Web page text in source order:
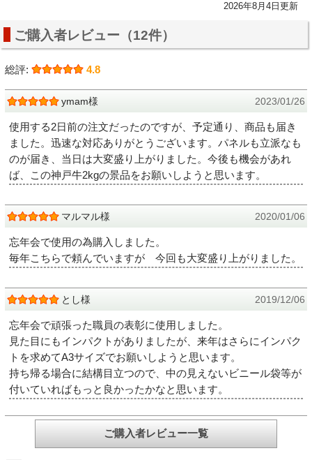
2026年8月4日更新
ご購入者レビュー（12件）
総評: 4.8
ymam様 2023/01/26
使用する2日前の注文だったのですが、予定通り、商品も届き
ました。迅速な対応ありがとうございます。パネルも立派なも
のが届き、当日は大変盛り上がりました。今後も機会があれ
ば、この神戸牛2kgの景品をお願いしようと思います。
マルマル様 2020/01/06
忘年会で使用の為購入しました。
毎年こちらで頼んでいますが 今回も大変盛り上がりました。
とし様 2019/12/06
忘年会で頑張った職員の表彰に使用しました。
見た目にもインパクトがありましたが、来年はさらにインパク
トを求めてA3サイズでお願いしようと思います。
持ち帰る場合に結構目立つので、中の見えないビニール袋等が
付いていればもっと良かったかなと思います。
ご購入者レビュー一覧